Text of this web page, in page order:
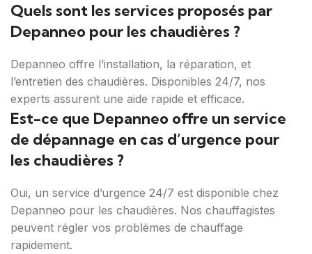
Quels sont les services proposés par
Depanneo pour les chaudières ?
Depanneo offre l’installation, la réparation, et
l’entretien des chaudières. Disponibles 24/7, nos
experts assurent une aide rapide et efficace.
Est-ce que Depanneo offre un service
de dépannage en cas d’urgence pour
les chaudières ?
Oui, un service d’urgence 24/7 est disponible chez
Depanneo pour les chaudières. Nos chauffagistes
peuvent régler vos problèmes de chauffage
rapidement.